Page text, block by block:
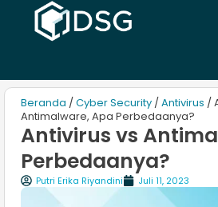
Beranda / Cyber Security / Antivirus /
Antimalware, Apa Perbedaanya?
Antivirus vs
Perbedaanya?
Putri Erika Riyandini Juli 11, 2023